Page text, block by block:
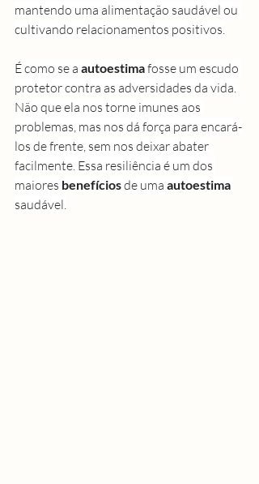
mantendo uma alimentação saudável ou
cultivando relacionamentos positivos.
É como se a autoestima fosse um escudo
protetor contra as adversidades da vida.
Não que ela nos torne imunes aos
problemas, mas nos dá força para encará-
los de frente, sem nos deixar abater
facilmente. Essa resiliência é um dos
maiores benefícios de uma autoestima
saudável.